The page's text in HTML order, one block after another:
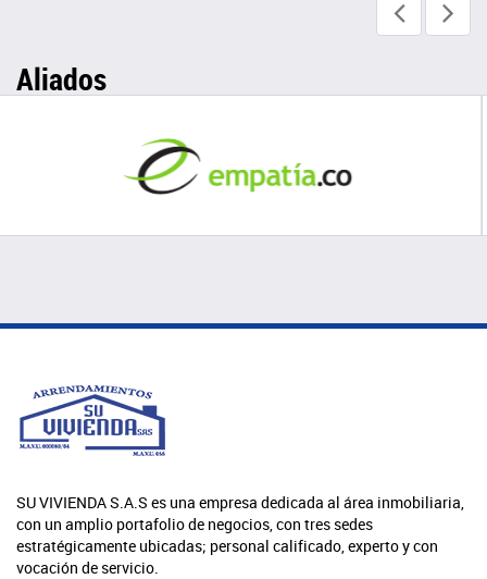
Aliados
SU VIVIENDA S.A.S es una empresa dedicada al área inmobiliaria,
con un amplio portafolio de negocios, con tres sedes
estratégicamente ubicadas; personal calificado, experto y con
vocación de servicio.